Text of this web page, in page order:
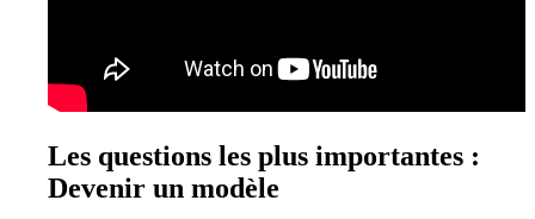
Les questions les plus importantes :
Devenir un modèle